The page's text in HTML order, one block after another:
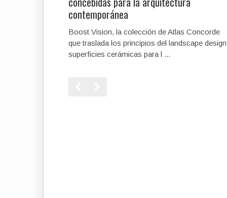
contemporánea
Boost Vision, la colección de Atlas Concorde
que traslada los principios del landscape
superficies cerámicas para l ...